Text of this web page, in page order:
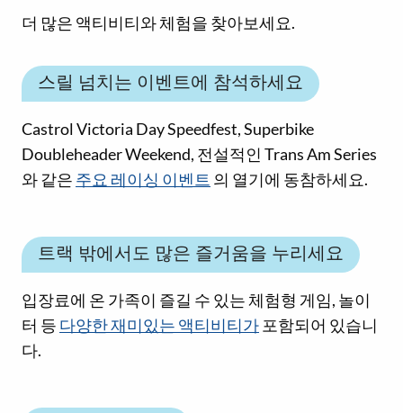
더 많은 액티비티와 체험을 찾아보세요.
스릴 넘치는 이벤트에 참석하세요
Castrol Victoria Day Speedfest, Superbike
Doubleheader Weekend, 전설적인 Trans Am Series
와 같은 주요 레이싱 이벤트 의 열기에 동참하세요.
트랙 밖에서도 많은 즐거움을 누리세요
입장료에 온 가족이 즐길 수 있는 체험형 게임, 놀이
터 등 다양한 재미있는 액티비티가포함되어 있습니
다.